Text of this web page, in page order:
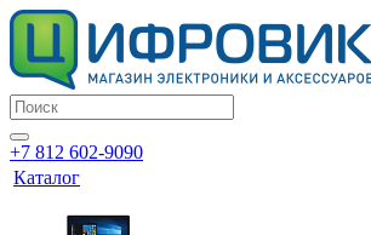
+7 812 602-9090
Каталог